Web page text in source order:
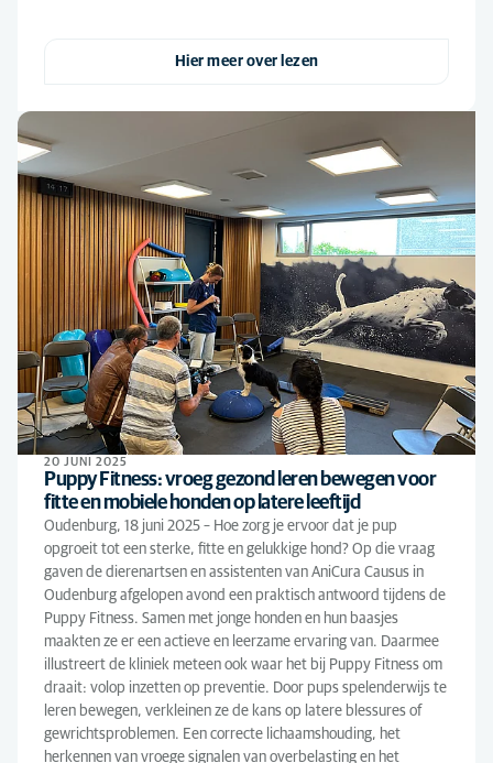
Hier meer over lezen
20 JUNI 2025
Puppy Fitness: vroeg gezond leren bewegen voor
fitte en mobiele honden op latere leeftijd
Oudenburg, 18 juni 2025 – Hoe zorg je ervoor dat je pup
opgroeit tot een sterke, fitte en gelukkige hond? Op die vraag
gaven de dierenartsen en assistenten van AniCura Causus in
Oudenburg afgelopen avond een praktisch antwoord tijdens de
Puppy Fitness. Samen met jonge honden en hun baasjes
maakten ze er een actieve en leerzame ervaring van. Daarmee
illustreert de kliniek meteen ook waar het bij Puppy Fitness om
draait: volop inzetten op preventie. Door pups spelenderwijs te
leren bewegen, verkleinen ze de kans op latere blessures of
gewrichtsproblemen. Een correcte lichaamshouding, het
herkennen van vroege signalen van overbelasting en het